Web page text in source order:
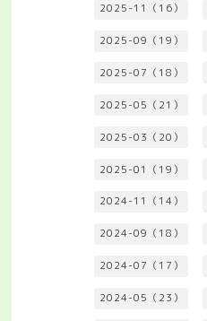
2025-11（16）
2025-09（19）
2025-07（18）
2025-05（21）
2025-03（20）
2025-01（19）
2024-11（14）
2024-09（18）
2024-07（17）
2024-05（23）